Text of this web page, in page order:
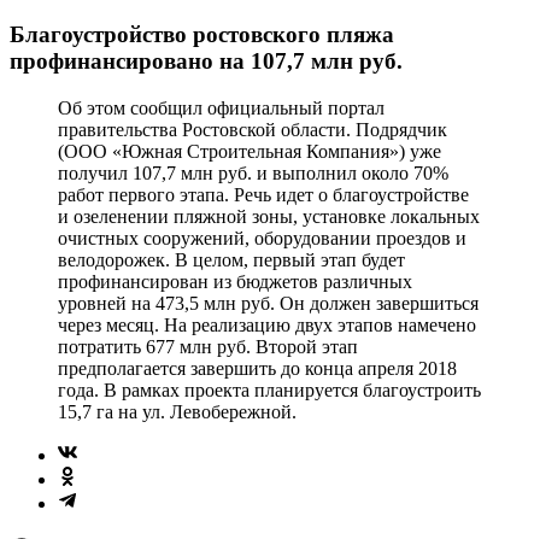
Благоустройство ростовского пляжа
профинансировано на 107,7 млн руб.
Об этом сообщил официальный портал
правительства Ростовской области. Подрядчик
(ООО «Южная Строительная Компания») уже
получил 107,7 млн руб. и выполнил около 70%
работ первого этапа. Речь идет о благоустройстве
и озеленении пляжной зоны, установке локальных
очистных сооружений, оборудовании проездов и
велодорожек. В целом, первый этап будет
профинансирован из бюджетов различных
уровней на 473,5 млн руб. Он должен завершиться
через месяц. На реализацию двух этапов намечено
потратить 677 млн руб. Второй этап
предполагается завершить до конца апреля 2018
года. В рамках проекта планируется благоустроить
15,7 га на ул. Левобережной.